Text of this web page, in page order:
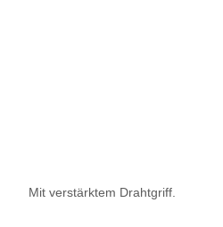
Mit verstärktem Drahtgriff.